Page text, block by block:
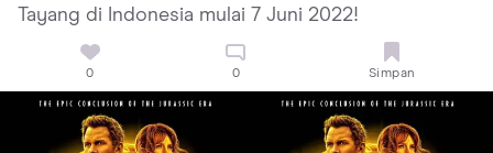
Tayang di Indonesia mulai 7 Juni 2022!
0 0 Simpan